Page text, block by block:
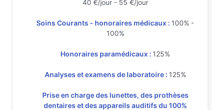
40 €/jour - 55 €/jour
Soins Courants - honoraires médicaux : 100% -
100%
Honoraires paramédicaux : 125%
Analyses et examens de laboratoire : 125%
Prise en charge des lunettes, des prothèses
dentaires et des appareils auditifs du 100%